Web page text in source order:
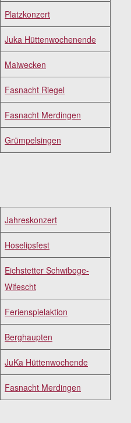
Platzkonzert
Juka Hüttenwochenende
Maiwecken
Fasnacht Riegel
Fasnacht Merdingen
Grümpelsingen
Jahreskonzert
Hoselipsfest
Eichstetter Schwiboge-
Wifescht
Ferienspielaktion
Berghaupten
JuKa Hüttenwochende
Fasnacht Merdingen